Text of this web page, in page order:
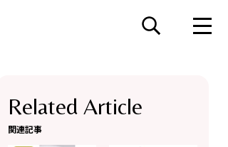
Related Article
関連記事